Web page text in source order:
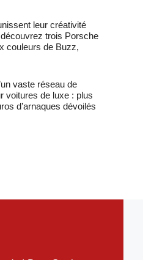
leur créativité
trois Porsche
couleurs de Buzz,
vaste réseau de
voitures de luxe : plus
d’arnaques dévoilés